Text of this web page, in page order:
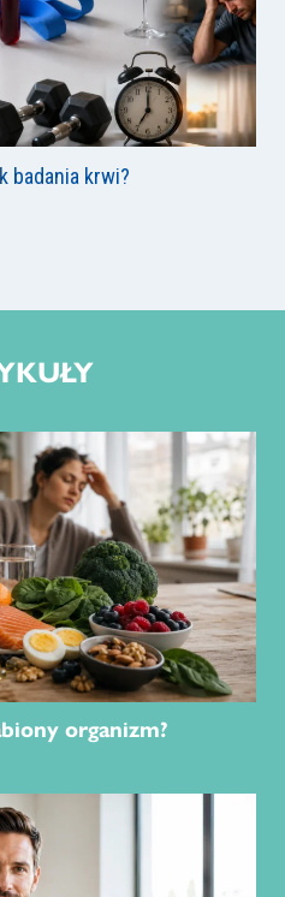
badania krwi?
organizm?